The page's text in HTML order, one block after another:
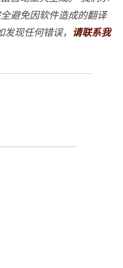
避免因软件造成的翻译
现任何错误， 请联系我